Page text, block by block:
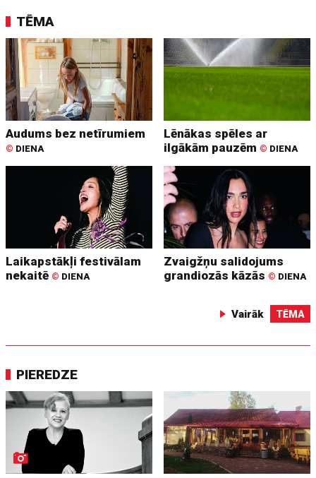
TĒMA
Audums bez netīrumiem
© DIENA
Lēnākas spēles ar
ilgākām pauzēm © DIENA
Laikapstākļi festivālam
nekaitē © DIENA
Zvaigžņu salidojums
grandiozās kāzās © DIENA
Vairāk TĒMA
PIEREDZE